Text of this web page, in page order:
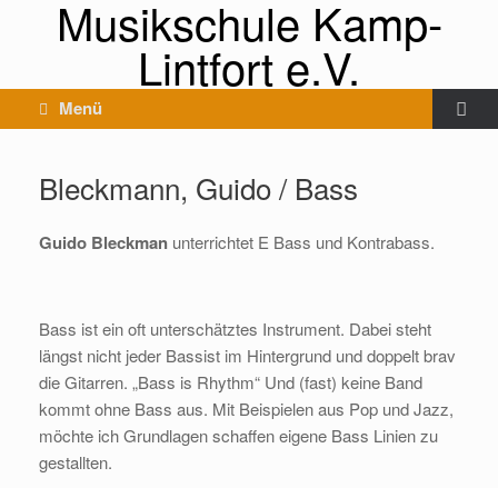
Musikschule Kamp-
Lintfort e.V.
Menü
Bleckmann, Guido / Bass
Guido Bleckman unterrichtet E Bass und Kontrabass.
Bass ist ein oft unterschätztes Instrument. Dabei steht
längst nicht jeder Bassist im Hintergrund und doppelt brav
die Gitarren. „Bass is Rhythm“ Und (fast) keine Band
kommt ohne Bass aus. Mit Beispielen aus Pop und Jazz,
möchte ich Grundlagen schaffen eigene Bass Linien zu
gestallten.